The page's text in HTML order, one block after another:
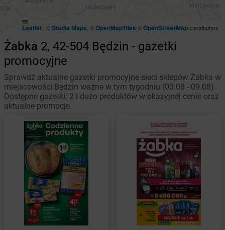
Leaflet | ©Stadia Maps , ©OpenMapTiles ©OpenStreetMapcontributors
Żabka 2, 42-504 Będzin - gazetki
promocyjne
Sprawdź aktualne gazetki promocyjne sieci sklepów Żabka w
miejscowości Będzin ważne w tym tygodniu (03.08 - 09.08).
Dostępne gazetki: 2 i dużo produktów w okazyjnej cenie oraz
aktualne promocje.